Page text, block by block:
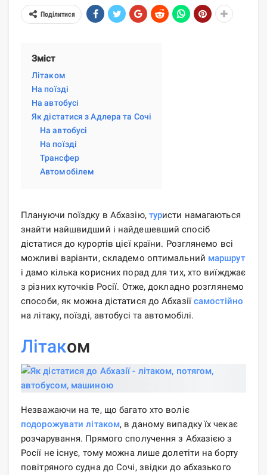
Поділитися
Зміст
Літаком
На поїзді
На автобусі
Як дістатися з Адлера та Сочі
На автобусі
На поїзді
Трансфер
Автомобілем
Плануючи поїздку в Абхазію, туристи намагаються
знайти найшвидший і найдешевший спосіб
дістатися до курортів цієї країни. Розглянемо всі
можливі варіанти, складемо оптимальний маршрут
і дамо кілька корисних порад для тих, хто виїжджає
з різних куточків Росії. Отже, докладно розглянемо
способи, як можна дістатися до Абхазії самостійно
на літаку, поїзді, автобусі та автомобілі.
Літаком
Незважаючи на те, що багато хто воліє
подорожувати літаком, в даному випадку їх чекає
розчарування. Прямого сполучення з Абхазією з
Росії не існує, тому можна лише долетіти на борту
повітряного судна до Сочі, звідки до абхазького